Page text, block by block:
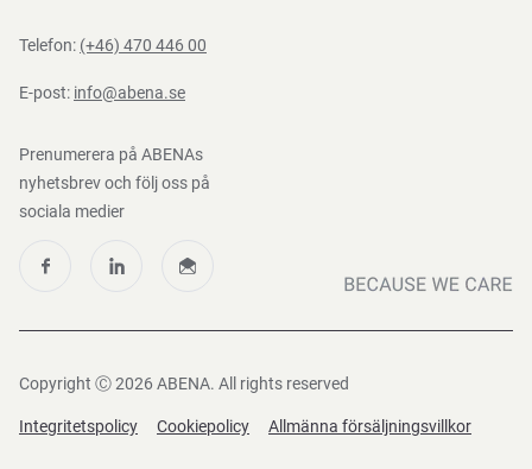
Telefon: (+46) 470 446 00
E-post: info@abena.se
Prenumerera på ABENAs
nyhetsbrev och följ oss på
sociala medier
Copyright Ⓒ 2026 ABENA. All rights reserved
Integritetspolicy Cookiepolicy Allmänna försäljningsvillkor